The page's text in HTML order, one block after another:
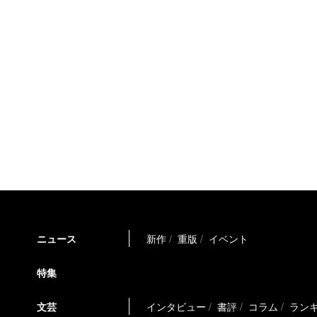
ニュース 新作 重版 イベント
特集
文芸 インタビュー 書評 コラム ラン